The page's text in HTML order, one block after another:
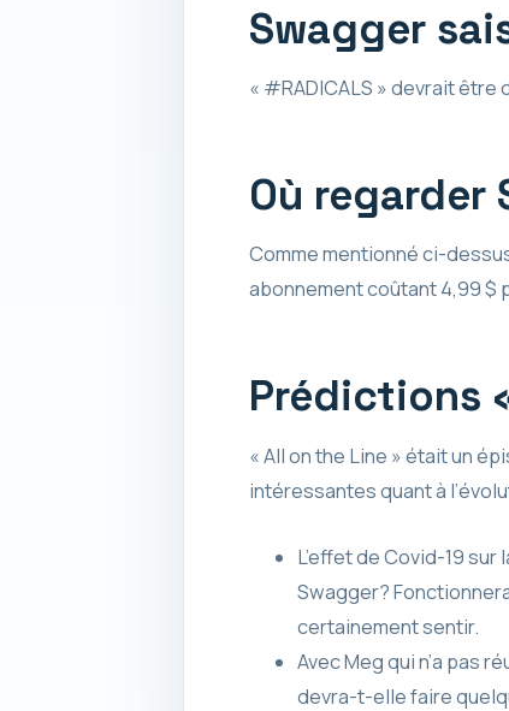
Swagger
« #RADICALS » devrait être
Où regarder
Comme mentionné ci-
abonnement coûtant 4,99 $
Prédictions
« All on the Line » était un
intéressantes quant à
L’effet de Covid-19
Swagger?
certainement sentir.
Avec Meg qui n’a pas
devra-t-elle faire